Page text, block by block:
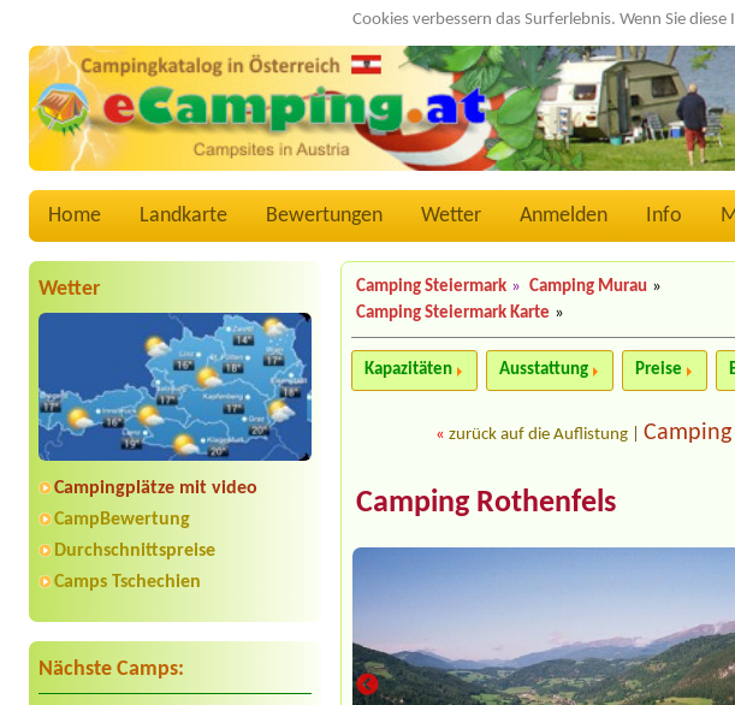
Cookies verbessern das Surferlebnis. Wenn Sie
Home Landkarte Bewertungen Wetter Anmelden Info
Wetter
Campingplätze mit video
CampBewertung
Durchschnittspreise
Camps Tschechien
Nächste Camps:
Camping Steiermark » Camping Murau »
Camping Steiermark Karte »
Kapazitäten Ausstattung Preise
«zurück auf die Auflistung |
Camping Rothenfels